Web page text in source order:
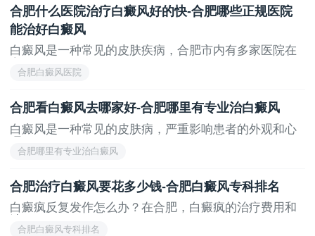
合肥什么医院治疗白癜风好的快-合肥哪些正规医院
能治好白癜风
白癜风是一种常见的皮肤疾病，合肥市内有多家医院在
合肥白癜风医院
合肥看白癜风去哪家好-合肥哪里有专业治白癜风
白癜风是一种常见的皮肤病，严重影响患者的外观和心
合肥哪里有专业治白癜风
合肥治疗白癜风要花多少钱-合肥白癜风专科排名
白癜疯反复发作怎么办？在合肥，白癜疯的治疗费用和
合肥白癜风专科排名